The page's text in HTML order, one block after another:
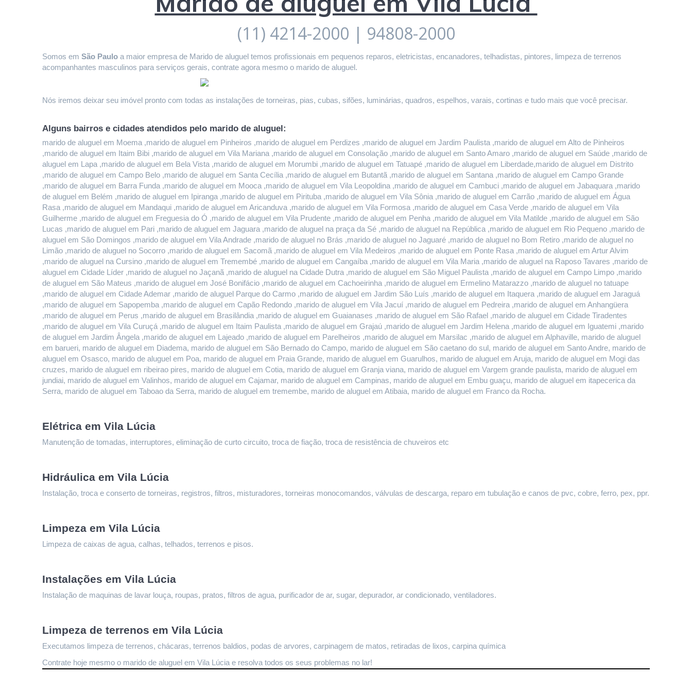
(11) 4214-2000 | 94808-2000
Somos em São Paulo a maior empresa de Marido de aluguel temos profissionais em pequenos reparos, eletricistas, encanadores, telhadistas, pintores, limpeza de terrenos
acompanhantes masculinos para serviços gerais, contrate agora mesmo o marido de aluguel.
Nós iremos deixar seu imóvel pronto com todas as instalações de torneiras, pias, cubas, sifões, luminárias, quadros, espelhos, varais, cortinas e tudo mais que você precisar.
Alguns bairros e cidades atendidos pelo marido de aluguel:
marido de aluguel em Moema ,marido de aluguel em Pinheiros ,marido de aluguel em Perdizes ,marido de aluguel em Jardim Paulista ,marido de aluguel em Alto de Pinheiros
,marido de aluguel em Itaim Bibi ,marido de aluguel em Vila Mariana ,marido de aluguel em Consolação ,marido de aluguel em Santo Amaro ,marido de aluguel em Saúde ,marido de
aluguel em Lapa ,marido de aluguel em Bela Vista ,marido de aluguel em Morumbi ,marido de aluguel em Tatuapé ,marido de aluguel em Liberdade,marido de aluguel em Distrito
,marido de aluguel em Campo Belo ,marido de aluguel em Santa Cecília ,marido de aluguel em Butantã ,marido de aluguel em Santana ,marido de aluguel em Campo Grande
,marido de aluguel em Barra Funda ,marido de aluguel em Mooca ,marido de aluguel em Vila Leopoldina ,marido de aluguel em Cambuci ,marido de aluguel em Jabaquara ,marido
de aluguel em Belém ,marido de aluguel em Ipiranga ,marido de aluguel em Pirituba ,marido de aluguel em Vila Sônia ,marido de aluguel em Carrão ,marido de aluguel em Água
Rasa ,marido de aluguel em Mandaqui ,marido de aluguel em Aricanduva ,marido de aluguel em Vila Formosa ,marido de aluguel em Casa Verde ,marido de aluguel em Vila
Guilherme ,marido de aluguel em Freguesia do Ó ,marido de aluguel em Vila Prudente ,marido de aluguel em Penha ,marido de aluguel em Vila Matilde ,marido de aluguel em São
Lucas ,marido de aluguel em Pari ,marido de aluguel em Jaguara ,marido de aluguel na praça da Sé ,marido de aluguel na República ,marido de aluguel em Rio Pequeno ,marido de
aluguel em São Domingos ,marido de aluguel em Vila Andrade ,marido de aluguel no Brás ,marido de aluguel no Jaguaré ,marido de aluguel no Bom Retiro ,marido de aluguel no
Limão ,marido de aluguel no Socorro ,marido de aluguel em Sacomã ,marido de aluguel em Vila Medeiros ,marido de aluguel em Ponte Rasa ,marido de aluguel em Artur Alvim
,marido de aluguel na Cursino ,marido de aluguel em Tremembé ,marido de aluguel em Cangaíba ,marido de aluguel em Vila Maria ,marido de aluguel na Raposo Tavares ,marido de
aluguel em Cidade Líder ,marido de aluguel no Jaçanã ,marido de aluguel na Cidade Dutra ,marido de aluguel em São Miguel Paulista ,marido de aluguel em Campo Limpo ,marido
de aluguel em São Mateus ,marido de aluguel em José Bonifácio ,marido de aluguel em Cachoeirinha ,marido de aluguel em Ermelino Matarazzo ,marido de aluguel no tatuape
,marido de aluguel em Cidade Ademar ,marido de aluguel Parque do Carmo ,marido de aluguel em Jardim São Luís ,marido de aluguel em Itaquera ,marido de aluguel em Jaraguá
,marido de aluguel em Sapopemba ,marido de aluguel em Capão Redondo ,marido de aluguel em Vila Jacuí ,marido de aluguel em Pedreira ,marido de aluguel em Anhangüera
,marido de aluguel em Perus ,marido de aluguel em Brasilândia ,marido de aluguel em Guaianases ,marido de aluguel em São Rafael ,marido de aluguel em Cidade Tiradentes
,marido de aluguel em Vila Curuçá ,marido de aluguel em Itaim Paulista ,marido de aluguel em Grajaú ,marido de aluguel em Jardim Helena ,marido de aluguel em Iguatemi ,marido
de aluguel em Jardim Ângela ,marido de aluguel em Lajeado ,marido de aluguel em Parelheiros ,marido de aluguel em Marsilac ,marido de aluguel em Alphaville, marido de aluguel
em barueri, marido de aluguel em Diadema, marido de aluguel em São Bernado do Campo, marido de aluguel em São caetano do sul, marido de aluguel em Santo Andre, marido de
aluguel em Osasco, marido de aluguel em Poa, marido de aluguel em Praia Grande, marido de aluguel em Guarulhos, marido de aluguel em Aruja, marido de aluguel em Mogi das
cruzes, marido de aluguel em ribeirao pires, marido de aluguel em Cotia, marido de aluguel em Granja viana, marido de aluguel em Vargem grande paulista, marido de aluguel em
jundiai, marido de aluguel em Valinhos, marido de aluguel em Cajamar, marido de aluguel em Campinas, marido de aluguel em Embu guaçu, marido de aluguel em itapecerica da
Serra, marido de aluguel em Taboao da Serra, marido de aluguel em tremembe, marido de aluguel em Atibaia, marido de aluguel em Franco da Rocha.
Elétrica em Vila Lúcia
Manutenção de tomadas, interruptores, eliminação de curto circuito, troca de fiação, troca de resistência de chuveiros etc
Hidráulica em Vila Lúcia
Instalação, troca e conserto de torneiras, registros, filtros, misturadores, torneiras monocomandos, válvulas de descarga, reparo em tubulação e canos de pvc, cobre, ferro, pex, ppr.
Limpeza em Vila Lúcia
Limpeza de caixas de agua, calhas, telhados, terrenos e pisos.
Instalações em Vila Lúcia
Instalação de maquinas de lavar louça, roupas, pratos, filtros de agua, purificador de ar, sugar, depurador, ar condicionado, ventiladores.
Limpeza de terrenos em Vila Lúcia
Executamos limpeza de terrenos, chácaras, terrenos baldios, podas de arvores, carpinagem de matos, retiradas de lixos, carpina química
Contrate hoje mesmo o marido de aluguel em Vila Lúcia e resolva todos os seus problemas no lar!